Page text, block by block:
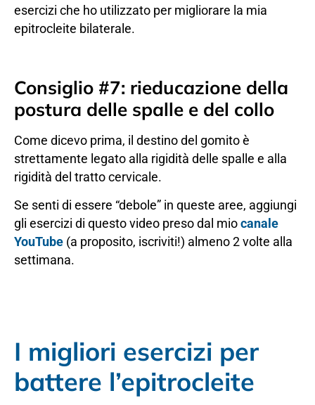
esercizi che ho utilizzato per migliorare la mia
epitrocleite bilaterale.
Consiglio #7: rieducazione della
postura delle spalle e del collo
Come dicevo prima, il destino del gomito è
strettamente legato alla rigidità delle spalle e alla
rigidità del tratto cervicale.
Se senti di essere “debole” in queste aree, aggiungi
gli esercizi di questo video preso dal mio canale
YouTube (a proposito, iscriviti!) almeno 2 volte alla
settimana.
I migliori esercizi per
battere l’epitrocleite